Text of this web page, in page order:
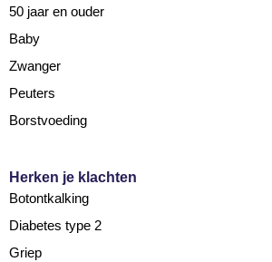
50 jaar en ouder
Baby
Zwanger
Peuters
Borstvoeding
Herken je klachten
Botontkalking
Diabetes type 2
Griep